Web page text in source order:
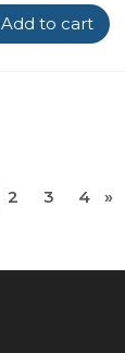
Add to cart
2 3 4 »